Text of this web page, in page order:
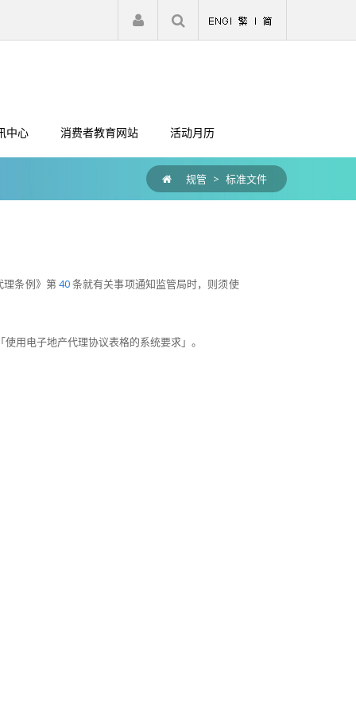
注册 登入
中心 消费者教育网站 活动月历
规管 > 标准文件
理条例》第40条就有关事项通知监管局时，则须使
使用电子地产代理协议表格的系统要求」。